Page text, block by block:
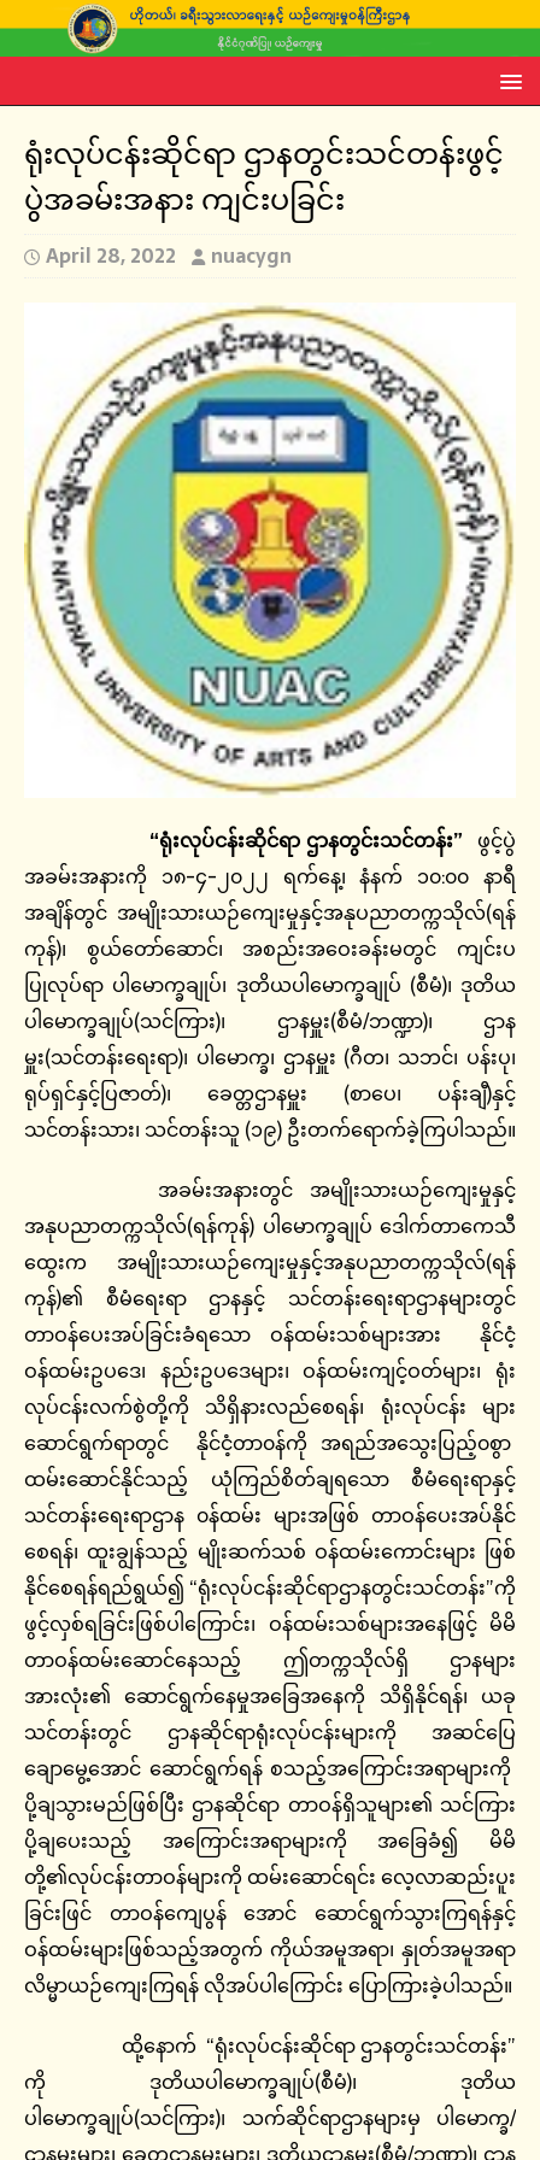
ရုံးလုပ်ငန်းဆိုင်ရာ ဌာနတွင်းသင်တန်းဖွင့်
ပွဲအခမ်းအနား ကျင်းပခြင်း
April 28, 2022 nuacygn
“ရုံးလုပ်ငန်းဆိုင်ရာ ဌာနတွင်းသင်တန်း” ဖွင့်ပွဲ
အခမ်းအနားကို ၁၈-၄-၂၀၂၂ ရက်နေ့၊ နံနက် ၁၀:၀၀ နာရီ
အချိန်တွင် အမျိုးသားယဉ်ကျေးမှုနှင့်အနုပညာတက္ကသိုလ်(ရန်
ကုန်)၊ စွယ်တော်ဆောင်၊ အစည်းအဝေးခန်းမတွင် ကျင်းပ
ပြုလုပ်ရာ ပါမောက္ခချုပ်၊ ဒုတိယပါမောက္ခချုပ် (စီမံ)၊ ဒုတိယ
ပါမောက္ခချုပ်(သင်ကြား)၊ ဌာနမှူး(စီမံ/ဘဏ္ဍာ)၊ ဌာန
မှူး(သင်တန်းရေးရာ)၊ ပါမောက္ခ၊ ဌာနမှူး (ဂီတ၊ သဘင်၊ ပန်းပု၊
ရုပ်ရှင်နှင့်ပြဇာတ်)၊ ခေတ္တဌာနမှူး (စာပေ၊ ပန်းချီ)နှင့်
သင်တန်းသား၊ သင်တန်းသူ (၁၉) ဦးတက်ရောက်ခဲ့ကြပါသည်။
အခမ်းအနားတွင် အမျိုးသားယဉ်ကျေးမှုနှင့်
အနုပညာတက္ကသိုလ်(ရန်ကုန်) ပါမောက္ခချုပ် ဒေါက်တာကေသီ
ထွေးက အမျိုးသားယဉ်ကျေးမှုနှင့်အနုပညာတက္ကသိုလ်(ရန်
ကုန်)၏ စီမံရေးရာ ဌာနနှင့် သင်တန်းရေးရာဌာနများတွင်
တာဝန်ပေးအပ်ခြင်းခံရသော ဝန်ထမ်းသစ်များအား နိုင်ငံ့
ဝန်ထမ်းဥပဒေ၊ နည်းဥပဒေများ၊ ဝန်ထမ်းကျင့်ဝတ်များ၊ ရုံး
လုပ်ငန်းလက်စွဲတို့ကို သိရှိနားလည်စေရန်၊ ရုံးလုပ်ငန်း များ
ဆောင်ရွက်ရာတွင် နိုင်ငံ့တာ၀န်ကို အရည်အသွေးပြည့်၀စွာ
ထမ်းဆောင်နိုင်သည့် ယုံကြည်စိတ်ချရသော စီမံရေးရာနှင့်
သင်တန်းရေးရာဌာန ၀န်ထမ်း များအဖြစ် တာဝန်ပေးအပ်နိုင်
စေရန်၊ ထူးချွန်သည့် မျိုးဆက်သစ် ဝန်ထမ်းကောင်းများ ဖြစ်
နိုင်စေရန်ရည်ရွယ်၍ “ရုံးလုပ်ငန်းဆိုင်ရာဌာနတွင်းသင်တန်း”ကို
ဖွင့်လှစ်ရခြင်းဖြစ်ပါကြောင်း၊ ဝန်ထမ်းသစ်များအနေဖြင့် မိမိ
တာဝန်ထမ်းဆောင်နေသည့် ဤတက္ကသိုလ်ရှိ ဌာနများ
အားလုံး၏ ဆောင်ရွက်နေမှုအခြေအနေကို သိရှိနိုင်ရန်၊ ယခု
သင်တန်းတွင် ဌာနဆိုင်ရာရုံးလုပ်ငန်းများကို အဆင်ပြေ
ချောမွေ့အောင် ဆောင်ရွက်ရန် စသည့်အကြောင်းအရာများကို
ပို့ချသွားမည်ဖြစ်ပြီး ဌာနဆိုင်ရာ တာဝန်ရှိသူများ၏ သင်ကြား
ပို့ချပေးသည့် အကြောင်းအရာများကို အခြေခံ၍ မိမိ
တို့၏လုပ်ငန်းတာဝန်များကို ထမ်းဆောင်ရင်း လေ့လာဆည်းပူး
ခြင်းဖြင် တာဝန်ကျေပွန် အောင် ဆောင်ရွက်သွားကြရန်နှင့်
ဝန်ထမ်းများဖြစ်သည့်အတွက် ကိုယ်အမူအရာ၊ နှုတ်အမူအရာ
လိမ္မာယဉ်ကျေးကြရန် လိုအပ်ပါကြောင်း ပြောကြားခဲ့ပါသည်။
ထို့နောက် “ရုံးလုပ်ငန်းဆိုင်ရာ ဌာနတွင်းသင်တန်း”
ကို ဒုတိယပါမောက္ခချုပ်(စီမံ)၊ ဒုတိယ
ပါမောက္ခချုပ်(သင်ကြား)၊ သက်ဆိုင်ရာဌာနများမှ ပါမောက္ခ/